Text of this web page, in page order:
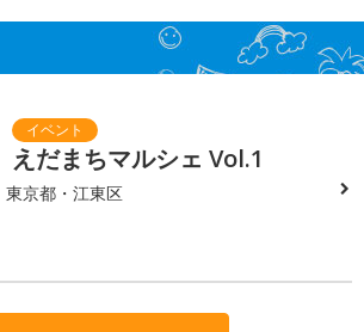
えだまちマルシェ Vol.1
東京都・江東区